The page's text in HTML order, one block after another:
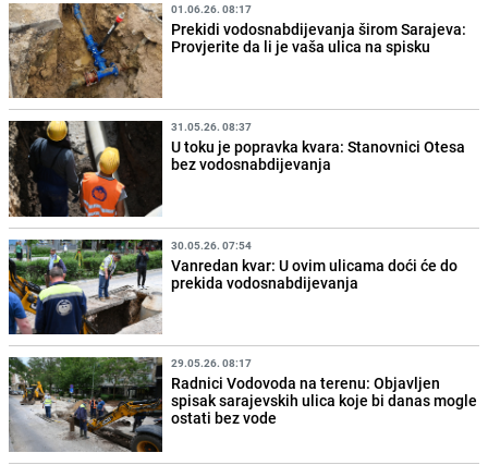
01.06.26. 08:17
Prekidi vodosnabdijevanja širom Sarajeva:
Provjerite da li je vaša ulica na spisku
31.05.26. 08:37
U toku je popravka kvara: Stanovnici Otesa
bez vodosnabdijevanja
30.05.26. 07:54
Vanredan kvar: U ovim ulicama doći će do
prekida vodosnabdijevanja
29.05.26. 08:17
Radnici Vodovoda na terenu: Objavljen
spisak sarajevskih ulica koje bi danas mogle
ostati bez vode